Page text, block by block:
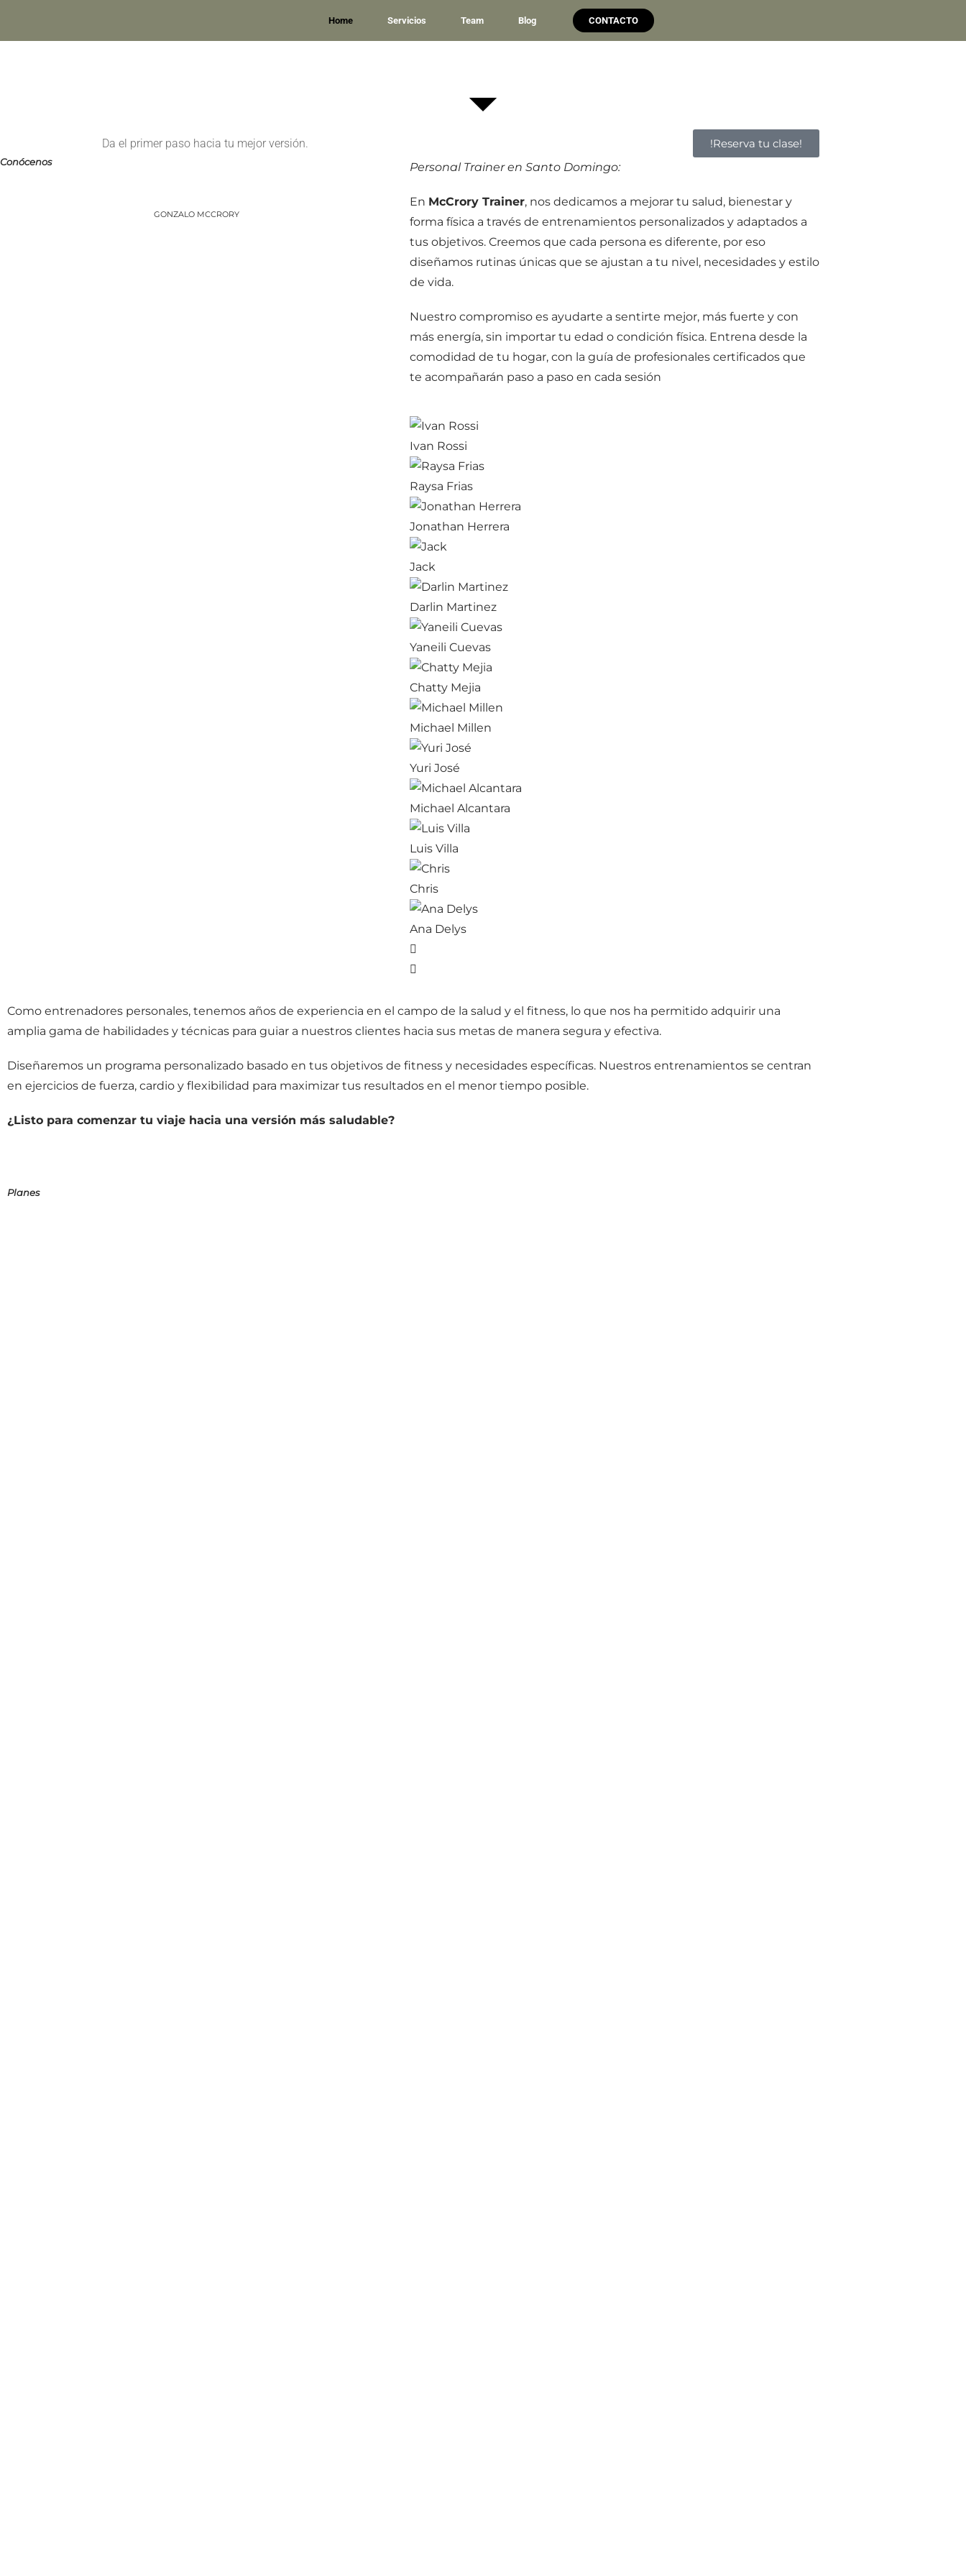
Home Servicios Team Blog CONTACTO
Da el primer paso hacia tu mejor versión. !Reserva tu clase!
Conócenos
GONZALO MCCRORY
Personal Trainer en Santo Domingo:
En McCrory Trainer, nos dedicamos a mejorar tu salud, bienestar y
forma física a través de entrenamientos personalizados y adaptados a
tus objetivos. Creemos que cada persona es diferente, por eso
diseñamos rutinas únicas que se ajustan a tu nivel, necesidades y estilo
de vida.
Nuestro compromiso es ayudarte a sentirte mejor, más fuerte y con
más energía, sin importar tu edad o condición física. Entrena desde la
comodidad de tu hogar, con la guía de profesionales certificados que
te acompañarán paso a paso en cada sesión
Ivan Rossi
Raysa Frias
Jonathan Herrera
Jack
Darlin Martinez
Yaneili Cuevas
Chatty Mejia
Michael Millen
Yuri José
Michael Alcantara
Luis Villa
Chris
Ana Delys
Como entrenadores personales, tenemos años de experiencia en el campo de la salud y el fitness, lo que nos ha permitido adquirir una
amplia gama de habilidades y técnicas para guiar a nuestros clientes hacia sus metas de manera segura y efectiva.
Diseñaremos un programa personalizado basado en tus objetivos de fitness y necesidades específicas. Nuestros entrenamientos se centran
en ejercicios de fuerza, cardio y flexibilidad para maximizar tus resultados en el menor tiempo posible.
¿Listo para comenzar tu viaje hacia una versión más saludable?
Planes